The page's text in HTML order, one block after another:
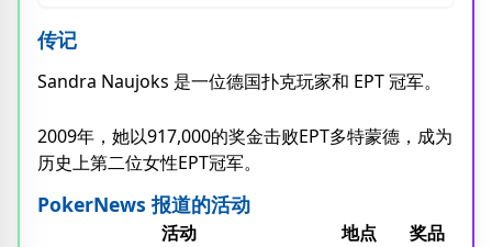
传记
Sandra Naujoks 是一位德国扑克玩家和 EPT 冠军。
2009年，她以917,000的奖金击败EPT多特蒙德，成为
历史上第二位女性EPT冠军。
PokerNews 报道的活动
活动 地点
奖品